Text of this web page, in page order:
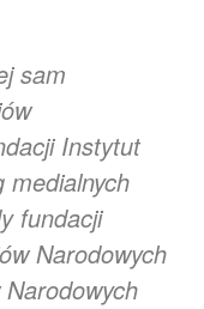
sam
Instytut
medialnych
fundacji
Narodowych